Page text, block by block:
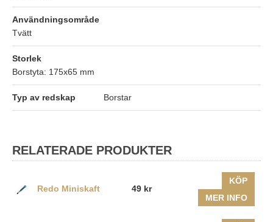
Användningsområde
Tvätt
Storlek
Borstyta: 175x65 mm
Typ av redskap Borstar
RELATERADE PRODUKTER
Redo Miniskaft 49 kr
KÖP
MER INFO